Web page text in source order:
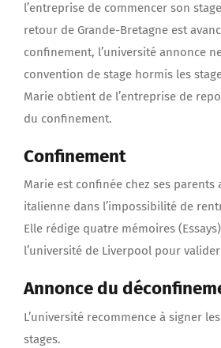
l’entreprise de commencer son
retour de Grande-Bretagne est
confinement, l’université annonce
convention de stage hormis les
Marie obtient de l’entreprise de
du confinement.
Confinement
Marie est confinée chez ses parents
italienne dans l’impossibilité de
Elle rédige quatre mémoires
l’université de Liverpool pour
Annonce du
L’université recommence à signer
stages.